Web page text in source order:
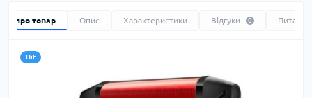
про товар Опис Характеристики Відгуки 0 Питання
Hit